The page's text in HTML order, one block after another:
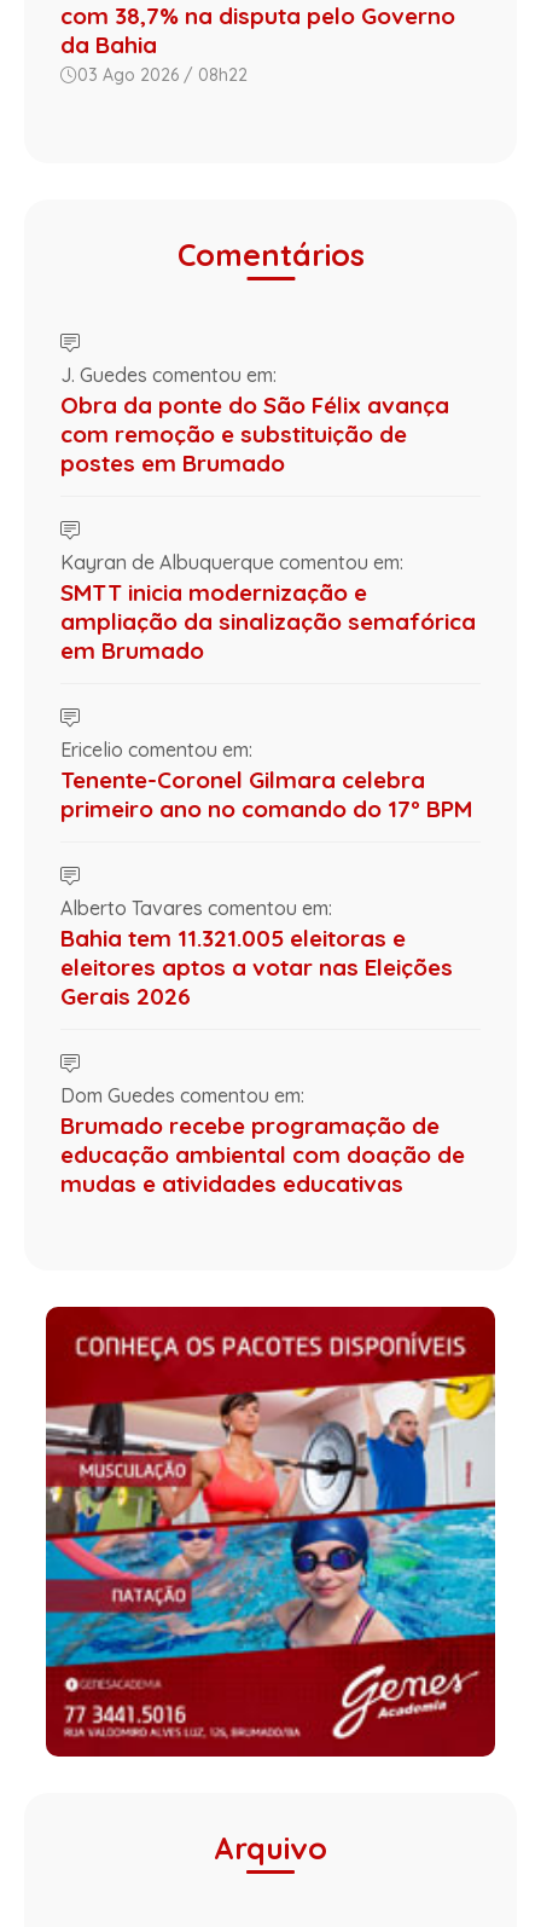
com 38,7% na disputa pelo Governo
da Bahia
03 Ago 2026 / 08h22
Comentários
J. Guedes comentou em:
Obra da ponte do São Félix avança
com remoção e substituição de
postes em Brumado
Kayran de Albuquerque comentou em:
SMTT inicia modernização e
ampliação da sinalização semafórica
em Brumado
Ericelio comentou em:
Tenente-Coronel Gilmara celebra
primeiro ano no comando do 17º BPM
Alberto Tavares comentou em:
Bahia tem 11.321.005 eleitoras e
eleitores aptos a votar nas Eleições
Gerais 2026
Dom Guedes comentou em:
Brumado recebe programação de
educação ambiental com doação de
mudas e atividades educativas
Arquivo